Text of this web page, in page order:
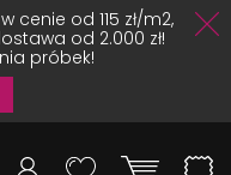
cenie od 115 zł/m2,
od 2.000 zł!
próbek!